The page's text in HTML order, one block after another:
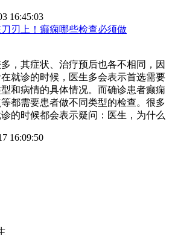
16:45:03
刃上！癫痫哪些检查必须做
，其症状、治疗预后也各不相同，因
就诊的时候，医生多会表示首选需要
和病情的具体情况。而确诊患者癫痫
都需要患者做不同类型的检查。很多
的时候都会表示疑问：医生，为什么
16:09:50